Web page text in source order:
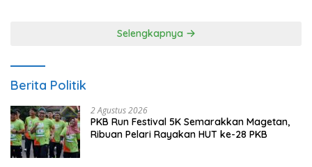
Selengkapnya
Berita Politik
2 Agustus 2026
PKB Run Festival 5K Semarakkan Magetan,
Ribuan Pelari Rayakan HUT ke-28 PKB